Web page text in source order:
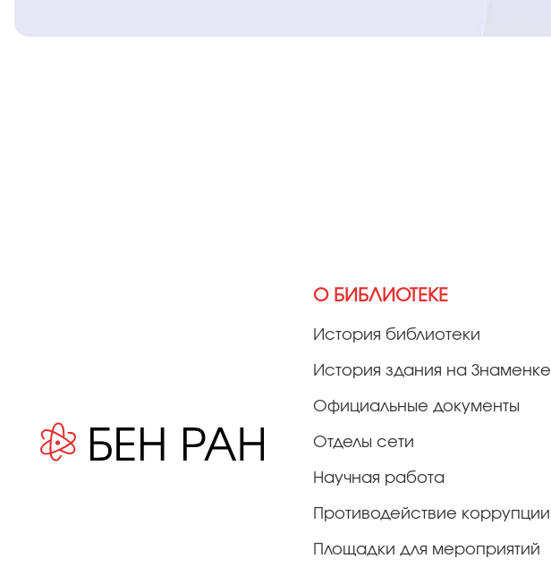
О БИБЛИОТЕКЕ
История библиотеки
История здания на Знаменке
Официальные документы
Отделы сети
Научная работа
Противодействие коррупции
Площадки для мероприятий